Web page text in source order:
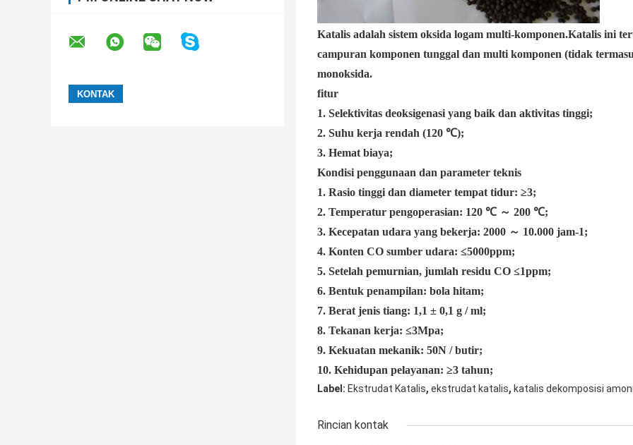
Katalis adalah sistem oksida logam multi-komponen.Katalis ini
campuran komponen tunggal dan multi komponen (tidak
monoksida.
fitur
1. Selektivitas deoksigenasi yang baik dan aktivitas tinggi;
2. Suhu kerja rendah (120 ℃);
3. Hemat biaya;
Kondisi penggunaan dan parameter teknis
1. Rasio tinggi dan diameter tempat tidur: ≥3;
2. Temperatur pengoperasian: 120 ℃ ～ 200 ℃;
3. Kecepatan udara yang bekerja: 2000 ～ 10.000 jam-1;
4. Konten CO sumber udara: ≤5000ppm;
5. Setelah pemurnian, jumlah residu CO ≤1ppm;
6. Bentuk penampilan: bola hitam;
7. Berat jenis tiang: 1,1 ± 0,1 g / ml;
8. Tekanan kerja: ≤3Mpa;
9. Kekuatan mekanik: 50N / butir;
10. Kehidupan pelayanan: ≥3 tahun;
Label: Ekstrudat Katalis, ekstrudat katalis, katalis dekomposisi
Rincian kontak